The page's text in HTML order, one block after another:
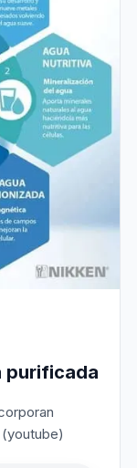
purificada